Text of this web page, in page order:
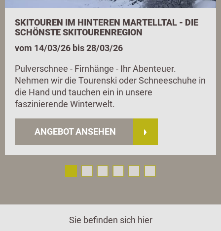
SKITOUREN IM HINTEREN MARTELLTAL - DIE
SCHÖNSTE SKITOURENREGION
vom 14/03/26 bis 28/03/26
Pulverschnee - Firnhänge - Ihr Abenteuer.
Nehmen wir die Tourenski oder Schneeschuhe in
die Hand und tauchen ein in unsere
faszinierende Winterwelt.
ANGEBOT ANSEHEN
Sie befinden sich hier